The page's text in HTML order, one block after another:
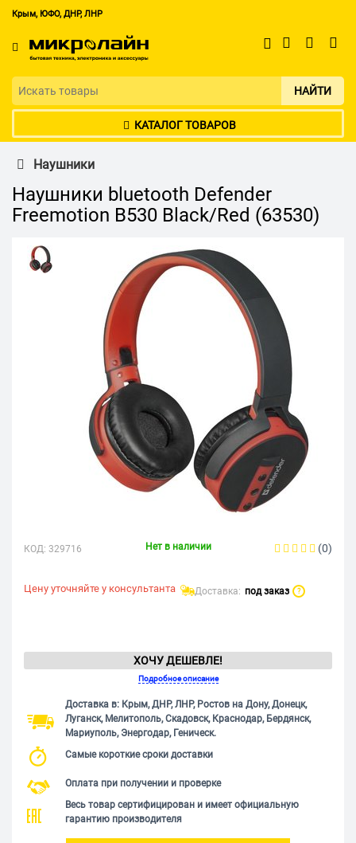
Крым, ЮФО, ДНР, ЛНР
НАЙТИ
КАТАЛОГ ТОВАРОВ
Наушники
Наушники bluetooth Defender
Freemotion B530 Black/Red (63530)
КОД: 329716 Нет в наличии (0)
Цену уточняйте у консультанта Доставка: под заказ ?
ХОЧУ ДЕШЕВЛЕ!
Подробное описание
Доставка в: Крым, ДНР, ЛНР, Ростов на Дону, Донецк,
Луганск, Мелитополь, Скадовск, Краснодар, Бердянск,
Мариуполь, Энергодар, Геническ.
Самые короткие сроки доставки
Оплата при получении и проверке
Весь товар сертифицирован и имеет официальную
гарантию производителя